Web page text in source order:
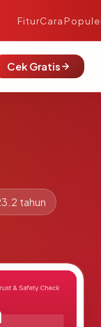
FiturCara
Cek Gratis
tahun